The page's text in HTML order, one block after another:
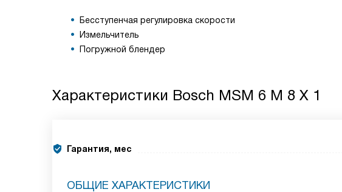
Бесступенчая регулировка скорости
Измельчитель
Погружной блендер
Характеристики Bosch MSM 6 M 8 X 1
Гарантия, мес
ОБЩИЕ ХАРАКТЕРИСТИКИ